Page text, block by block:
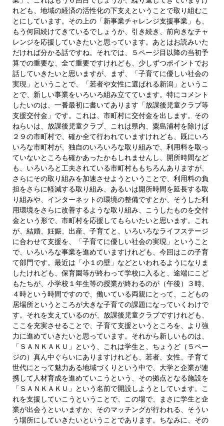
れども、地域の経済の活性化の下支えということで取り組むこ
とにしています。その上の「新事業チャレンジ支援事業」も、
もう何回続けてきているでしょうか、引き続き、前向きなチャ
レンジを応援していきたいと思っています。あとはお読みいた
だければ分かる話ですね。それでは、５ページ目以降の当初予
算での重要な、全て重要ですけれども、少しずつポイントでお
話していきたいと思いますが、まず、「子育てに優しい社会の
実現」ということで、「若者や女性に選ばれる新潟」というこ
とで、新しい事業をいろいろ組み立てています。特にコメント
したいのは、一番最初に書いてあります「放課後児童クラブ等
支援交付金」です。これは、市町村に交付金を出します。その
ねらいは、放課後児童クラブ、これは県内、粟島浦村を除けば
２９の市町村で、確か全て行われていますけれども、既にいろ
いろな市町村が、独自のいろいろな取り組みで、利用料を取っ
ていないところも確かあったかもしれませんし、開所時間など
も、いろいろと工夫されている市町村ももちろんありますが、
さらにその取り組みを加速させようということで、利用料の負
担をさらに軽減する取り組み、あるいは開所時間を延長する取
り組みや、インターネットの環境の整備ですとか、そうした利
用環境をさらに改善するような取り組み、こうしたものを交付
金という形で、市町村を応援してもらいたいと思います。これ
が、結婚、妊娠、出産、子育てと、いろいろなライフステージ
に合わせて支援を、「子育てに優しい社会の実現」ということ
で、いろいろな事業を進めていますけれども、今回はこの子育
て部門です。最近は「小１の壁」などといわれるようになりま
したけれども、保育園等が終わって学校に入ると、途端にこど
もたちが、小学校１年生等の授業が終わるのが（午後）３時、
４時という時間ですので、働いている両親にとって、こどもの
居場所というところが大きな子育ての課題になっていくわけで
す。それを支えているのが、放課後児童クラブですけれども、
ここを充実させることで、子育て支援というところを、より強
力に進めていきたいと思っています。それから新しいものは、
「ＳＡＮＫＡＫＵ」という、これは学生と、ちょうど（５ペー
ジの）真ん中ぐらいにありますけれども、若者、女性、子育て
世代にとって魅力ある地域づくりという中で、大学と企業が連
携して人材育成を進めていこうという、その拠点となる施設を
「ＳＡＮＫＡＫＵ」という名前で開設しようとしています。こ
れを支援していこうということで、この場で、まさに学生と企
業が出会うといいますか、そのマッチングが行われる、そうい
う場所にしていきたいということであります。ちなみに、その